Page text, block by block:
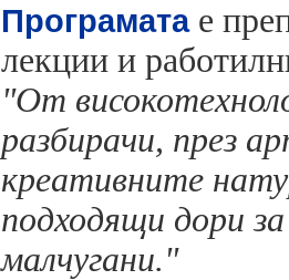
Програматае
лекции и
"Oт
разбирачи, през
креативните
подходящи дори
малчугани."